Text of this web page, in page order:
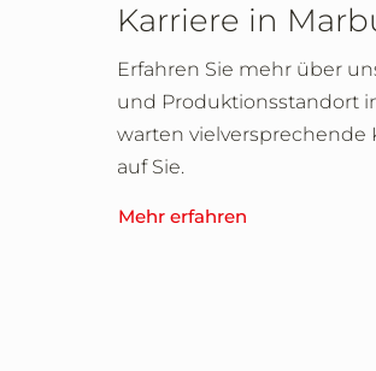
Karriere in
Erfahren Sie mehr über
und Produktionsstandort
warten vielversprechende
auf Sie.
Mehr erfahren